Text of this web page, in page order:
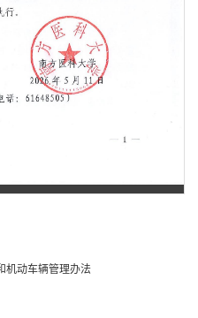
页
机动车辆管理办法